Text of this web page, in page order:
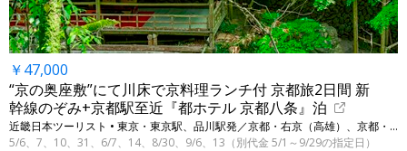
￥47,000
“京の奥座敷”にて川床で京料理ランチ付 京都旅2日間 新
幹線のぞみ+京都駅至近『都ホテル 京都八条』泊
近畿日本ツーリスト • 東京・東京駅、品川駅発／京都・右京（高雄）、京都・南
5/6、7、10、31、6/7、14、8/30、9/6、13（別代金 5/1～9/29の指定日）